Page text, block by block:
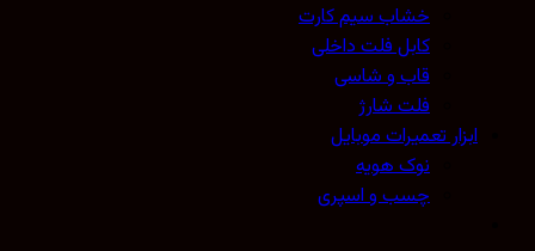
خشاب سیم کارت
کابل فلت داخلی
قاب و شاسی
فلت شارژ
ابزار تعمیرات موبایل
نوک هویه
چسب و اسپری